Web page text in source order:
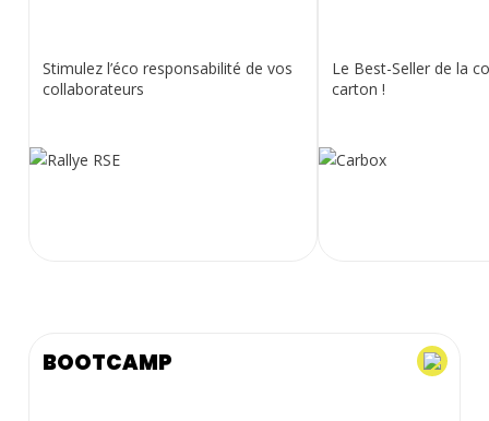
Stimulez l’éco responsabilité de vos
collaborateurs
Le Best-Seller de la
carton !
BOOTCAMP